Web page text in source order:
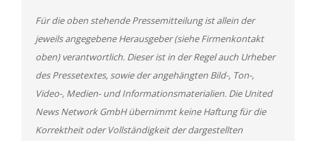
Für die oben stehende Pressemitteilung ist allein der
jeweils angegebene Herausgeber (siehe Firmenkontakt
oben) verantwortlich. Dieser ist in der Regel auch Urheber
des Pressetextes, sowie der angehängten Bild-, Ton-,
Video-, Medien- und Informationsmaterialien. Die United
News Network GmbH übernimmt keine Haftung für die
Korrektheit oder Vollständigkeit der dargestellten